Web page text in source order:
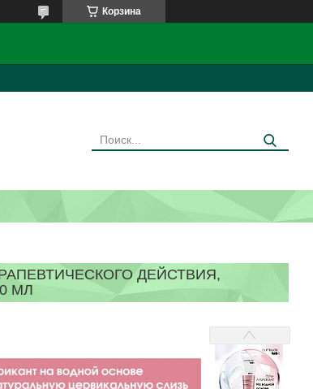
Корзина
ДЕЙСТВИЯ,
МЛ